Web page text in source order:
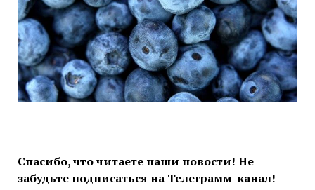
Спасибо, что читаете наши новости! Не
забудьте подписаться на Телеграмм-канал!